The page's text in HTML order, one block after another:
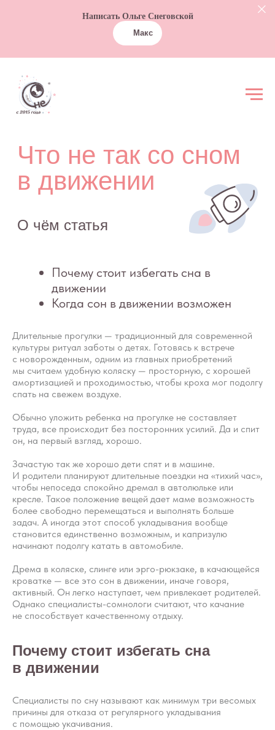
Написать Ольге Снеговской
Макс
Что не так со сном
Почему стоит избегать сна в
О чём статья
Длительные прогулки — традиционный для современной
культуры ритуал заботы о детях. Готовясь к встрече
с новорожденным, одним из главных приобретений
мы считаем удобную коляску — просторную, с хорошей
амортизацией и проходимостью, чтобы кроха мог подолгу
спать на свежем воздухе.
Обычно уложить ребенка на прогулке не составляет
труда, все происходит без посторонних усилий. Да и спит
он, на первый взгляд, хорошо.
Зачастую так же хорошо дети спят и в машине.
И родители планируют длительные поездки на «тихий час»,
чтобы непоседа спокойно дремал в автолюльке или
кресле. Такое положение вещей дает маме возможность
более свободно перемещаться и выполнять больше
задач. А иногда этот способ укладывания вообще
становится единственно возможным, и капризулю
начинают подолгу катать в автомобиле.
Дрема в коляске, слинге или эрго-рюкзаке, в качающейся
кроватке — все это сон в движении, иначе говоря,
активный. Он легко наступает, чем привлекает родителей.
Однако специалисты-сомнологи считают, что качание
не способствует качественному отдыху.
Почему стоит избегать сна
в движении
Специалисты по сну называют как минимум три весомых
причины для отказа от регулярного укладывания
с помощью укачивания.